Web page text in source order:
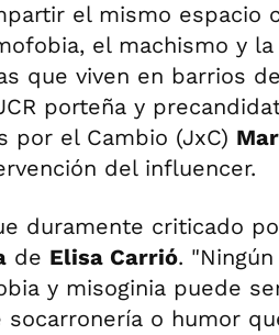
el mismo espacio
el machismo y
que viven en barrios
porteña y
por el Cambio (JxC)
del influencer.
duramente criticado
de Elisa Carrió.
y misoginia puede
socarronería o humor